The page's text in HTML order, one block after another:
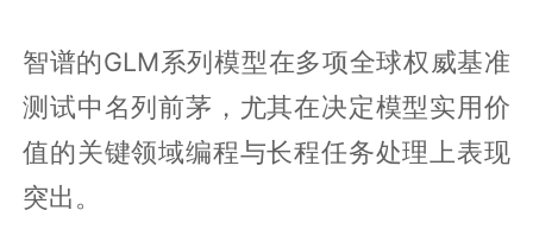
智谱的GLM系列模型在多项全球权威基准
测试中名列前茅，尤其在决定模型实用价
值的关键领域编程与长程任务处理上表现
突出。